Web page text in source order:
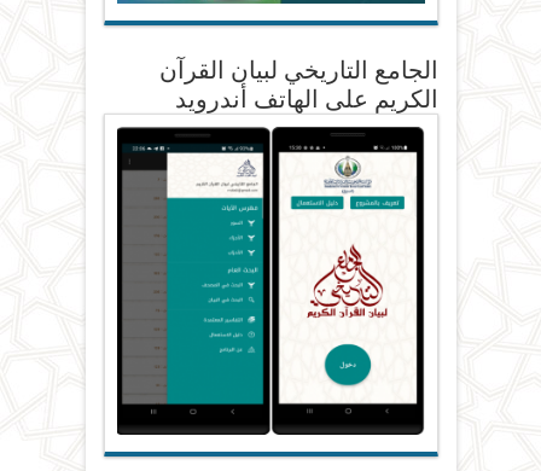
الجامع التاريخي لبيان القرآن
الكريم على الهاتف أندرويد